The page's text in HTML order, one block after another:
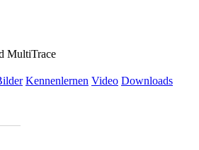
MultiTrace
Kennenlernen Video Downloads